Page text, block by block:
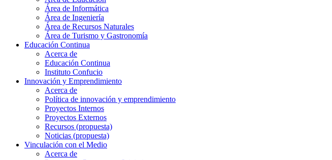
Área de Informática
Área de Ingeniería
Área de Recursos Naturales
Área de Turismo y Gastronomía
Educación Continua
Acerca de
Educación Continua
Instituto Confucio
Innovación y Emprendimiento
Acerca de
Política de innovación y emprendimiento
Proyectos Internos
Proyectos Externos
Recursos (propuesta)
Noticias (propuesta)
Vinculación con el Medio
Acerca de